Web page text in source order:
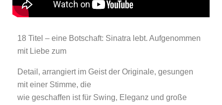
18 Titel – eine Botschaft: Sinatra lebt. Aufgenommen
mit Liebe zum
Detail, arrangiert im Geist der Originale, gesungen
mit einer Stimme, die
wie geschaffen ist für Swing, Eleganz und große